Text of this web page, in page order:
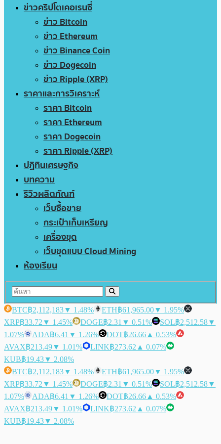
ข่าวคริปโตเคอเรนซี่
ข่าว Bitcoin
ข่าว Ethereum
ข่าว Binance Coin
ข่าว Dogecoin
ข่าว Ripple (XRP)
ราคาและการวิเคราะห์
ราคา Bitcoin
ราคา Ethereum
ราคา Dogecoin
ราคา Ripple (XRP)
ปฏิทินเศรษฐกิจ
บทความ
รีวิวผลิตภัณฑ์
เว็บซื้อขาย
กระเป๋าเก็บเหรียญ
เครื่องขุด
เว็บขุดแบบ Cloud Mining
ห้องเรียน
BTC฿2,112,183▼ 1.48% ETH฿61,965.00▼ 1.95%
XRP฿33.72 ▼ 1.45% DOGE฿2.31 ▼ 0.51% SOL฿2,512.58▼
1.07%
ADA฿6.41 ▼ 1.26% DOT฿26.66 ▲ 0.53%
AVAX฿213.49▼ 1.01% LINK฿273.62 ▲ 0.07%
KUB฿19.43▼ 2.08%
BTC฿2,112,183▼ 1.48% ETH฿61,965.00▼ 1.95%
XRP฿33.72 ▼ 1.45% DOGE฿2.31 ▼ 0.51% SOL฿2,512.58▼
1.07%
ADA฿6.41 ▼ 1.26% DOT฿26.66 ▲ 0.53%
AVAX฿213.49▼ 1.01% LINK฿273.62 ▲ 0.07%
KUB฿19.43▼ 2.08%